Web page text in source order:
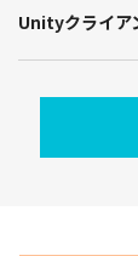
Unityクライア